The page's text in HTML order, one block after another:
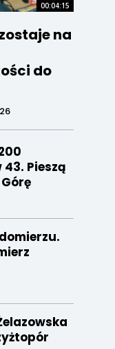
00:04:15
na
do
Pieszą